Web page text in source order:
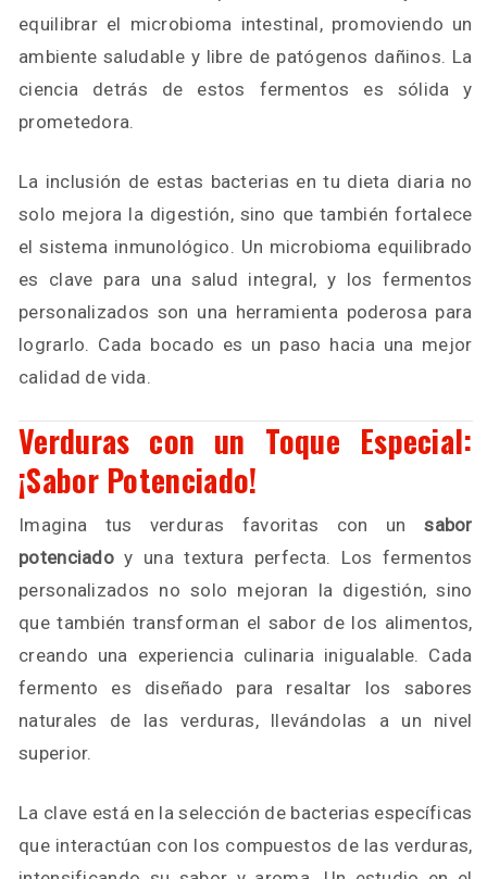
equilibrar el microbioma intestinal, promoviendo un
ambiente saludable y libre de patógenos dañinos. La
ciencia detrás de estos fermentos es sólida y
prometedora.
La inclusión de estas bacterias en tu dieta diaria no
solo mejora la digestión, sino que también fortalece
el sistema inmunológico. Un microbioma equilibrado
es clave para una salud integral, y los fermentos
personalizados son una herramienta poderosa para
lograrlo. Cada bocado es un paso hacia una mejor
calidad de vida.
Verduras con un Toque Especial:
¡Sabor Potenciado!
Imagina tus verduras favoritas con unsabor
potenciado y una textura perfecta. Los fermentos
personalizados no solo mejoran la digestión, sino
que también transforman el sabor de los alimentos,
creando una experiencia culinaria inigualable. Cada
fermento es diseñado para resaltar los sabores
naturales de las verduras, llevándolas a un nivel
superior.
La clave está en la selección de bacterias específicas
que interactúan con los compuestos de las verduras,